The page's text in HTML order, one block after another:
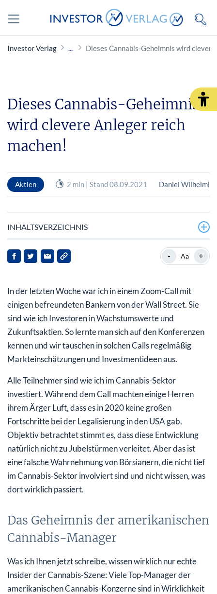
Investor Verlag Dieses Cannabis-Geheimnis wird
Dieses Cannabis-Geheimnis
wird clevere Anleger reich
machen!
Aktien 2 min | Stand 08.09.2021 Daniel Wilhelmi
INHALTSVERZEICHNIS
Das Geheimnis der amerikanischen Cannabis-Manager
- Aa +
In der letzten Woche war ich in einem Zoom-Call mit
einigen befreundeten Bankern von der Wall Street. Sie
sind wie ich Investoren in Wachstumswerte und
Zukunftsaktien. So lernte man sich auf den Konferenzen
kennen und wir tauschen in solchen Calls regelmäßig
Markteinschätzungen und Investmentideen aus.
Alle Teilnehmer sind wie ich im Cannabis-Sektor
investiert. Während dem Call machten einige Herren
ihrem Ärger Luft, dass es in 2020 keine großen
Fortschritte bei der Legalisierung in den USA gab.
Objektiv betrachtet stimmt es, dass diese Entwicklung
natürlich nicht zu Jubelstürmen verleitet. Aber das ist
eine falsche Wahrnehmung von Börsianern, die nicht tief
im Cannabis-Sektor involviert sind und nicht wissen, was
dort wirklich passiert.
Das Geheimnis der amerikanischen
Cannabis-Manager
Was ich Ihnen jetzt schreibe, wissen wirklich nur echte
Insider der Cannabis-Szene: Viele Top-Manager der
amerikanischen Cannabis-Konzerne sind in Wirklichkeit